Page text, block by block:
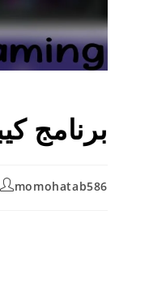
برنامج
Post
momohatab586